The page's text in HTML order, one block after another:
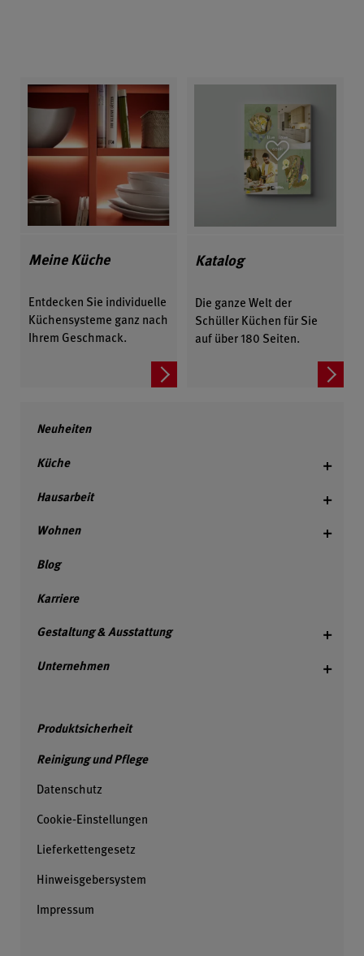
Meine Küche
Entdecken Sie individuelle
Küchensysteme ganz nach
Ihrem Geschmack.
Katalog
Die ganze Welt der
Schüller Küchen für Sie
auf über 180 Seiten.
Neuheiten
Küche
Hausarbeit
Wohnen
Blog
Karriere
Gestaltung & Ausstattung
Unternehmen
Produktsicherheit
Reinigung und Pflege
Datenschutz
Cookie‑Einstellungen
Lieferkettengesetz
Hinweisgebersystem
Impressum